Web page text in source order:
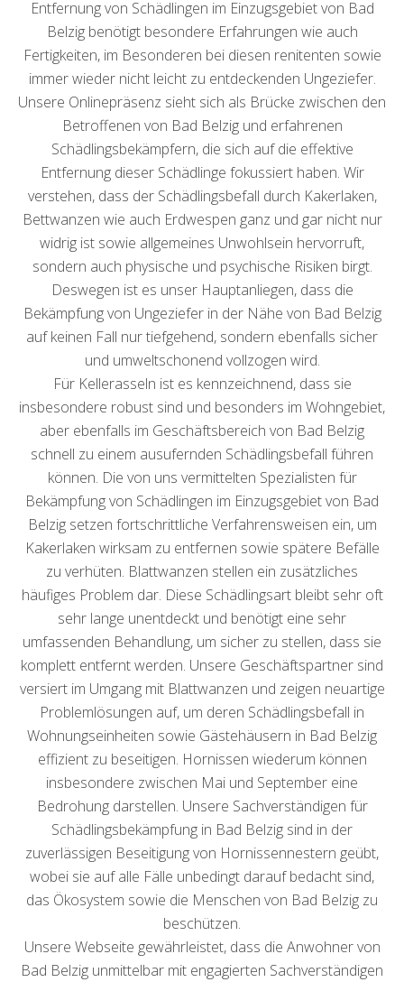
Entfernung von Schädlingen im Einzugsgebiet von Bad
Belzig benötigt besondere Erfahrungen wie auch
Fertigkeiten, im Besonderen bei diesen renitenten sowie
immer wieder nicht leicht zu entdeckenden Ungeziefer.
Unsere Onlinepräsenz sieht sich als Brücke zwischen den
Betroffenen von Bad Belzig und erfahrenen
Schädlingsbekämpfern, die sich auf die effektive
Entfernung dieser Schädlinge fokussiert haben. Wir
verstehen, dass der Schädlingsbefall durch Kakerlaken,
Bettwanzen wie auch Erdwespen ganz und gar nicht nur
widrig ist sowie allgemeines Unwohlsein hervorruft,
sondern auch physische und psychische Risiken birgt.
Deswegen ist es unser Hauptanliegen, dass die
Bekämpfung von Ungeziefer in der Nähe von Bad Belzig
auf keinen Fall nur tiefgehend, sondern ebenfalls sicher
und umweltschonend vollzogen wird.
Für Kellerasseln ist es kennzeichnend, dass sie
insbesondere robust sind und besonders im Wohngebiet,
aber ebenfalls im Geschäftsbereich von Bad Belzig
schnell zu einem ausufernden Schädlingsbefall führen
können. Die von uns vermittelten Spezialisten für
Bekämpfung von Schädlingen im Einzugsgebiet von Bad
Belzig setzen fortschrittliche Verfahrensweisen ein, um
Kakerlaken wirksam zu entfernen sowie spätere Befälle
zu verhüten. Blattwanzen stellen ein zusätzliches
häufiges Problem dar. Diese Schädlingsart bleibt sehr oft
sehr lange unentdeckt und benötigt eine sehr
umfassenden Behandlung, um sicher zu stellen, dass sie
komplett entfernt werden. Unsere Geschäftspartner sind
versiert im Umgang mit Blattwanzen und zeigen neuartige
Problemlösungen auf, um deren Schädlingsbefall in
Wohnungseinheiten sowie Gästehäusern in Bad Belzig
effizient zu beseitigen. Hornissen wiederum können
insbesondere zwischen Mai und September eine
Bedrohung darstellen. Unsere Sachverständigen für
Schädlingsbekämpfung in Bad Belzig sind in der
zuverlässigen Beseitigung von Hornissennestern geübt,
wobei sie auf alle Fälle unbedingt darauf bedacht sind,
das Ökosystem sowie die Menschen von Bad Belzig zu
beschützen.
Unsere Webseite gewährleistet, dass die Anwohner von
Bad Belzig unmittelbar mit engagierten Sachverständigen